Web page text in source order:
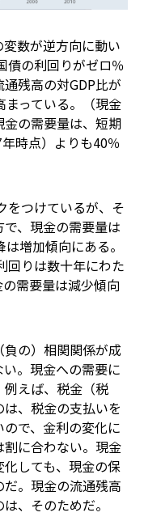
数が逆方向に動い
債の利回りがゼロ％
残高の対GDP比が
っている。（現金
の需要量は、短期
時点）よりも40％
をつけているが、そ
、現金の需要量は
増加傾向にある。
回りは数十年にわた
需要量は減少傾向
の）相関関係が成
。現金への需要に
えば、税金（税
、税金の支払いを
で、金利の変化に
に合わない。現金
しても、現金の保
。現金の流通残高
、そのためだ。